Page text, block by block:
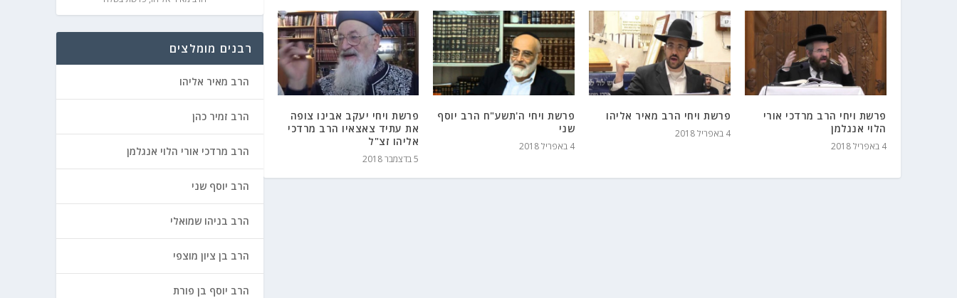
פרשת ויחי הרב מרדכי אורי
הלוי אנגלמן
4 באפריל 2018
פרשת ויחי הרב מאיר אליהו
4 באפריל 2018
פרשת ויחי ה'תשע"ח הרב יוסף
שני
4 באפריל 2018
פרשת ויחי יעקב אבינו צופה
את עתיד צאצאיו הרב מרדכי
אליהו זצ"ל
5 בדצמבר 2018
רבנים מומלצים
הרב מאיר אליהו
הרב זמיר כהן
הרב מרדכי אורי הלוי אנגלמן
הרב יוסף שני
הרב בניהו שמואלי
הרב בן ציון מוצפי
הרב יוסף בן פורת